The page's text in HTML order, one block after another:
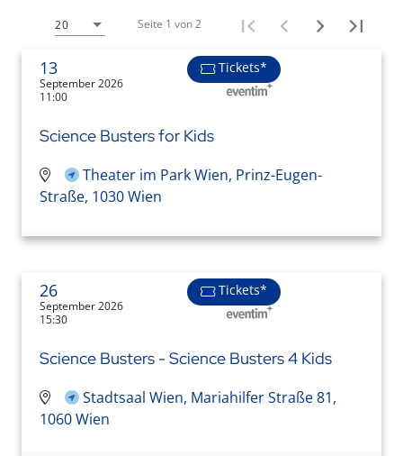
20 Seite 1 von 2
13
September 2026
11:00
Tickets*
Science Busters for Kids
Theater im Park Wien, Prinz-Eugen-
Straße, 1030 Wien
26
September 2026
15:30
Tickets*
Science Busters - Science Busters 4 Kids
Stadtsaal Wien, Mariahilfer Straße 81,
1060 Wien